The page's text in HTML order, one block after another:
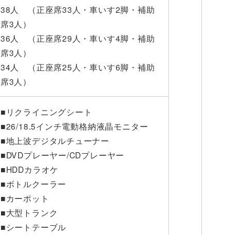
38人 （正座席33人・車いす2脚・補助
席3人）
36人 （正座席29人・車いす4脚・補助
席3人）
34人 （正座席25人・車いす6脚・補助
席3人）
■リクライニングシート
■26/18.5インチ電動格納液晶モニター
■地上波デジタルチューナー
■DVDプレーヤー/CDプレーヤー
■HDDカラオケ
■ボトルクーラー
■カーポット
■大型トランク
■シートテーブル